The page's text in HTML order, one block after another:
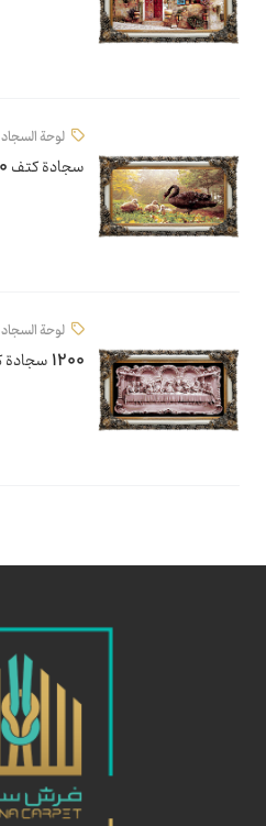
لوحة السجاد
سجادة كتف 1200 كود 1200-12
لوحة السجاد
1200 سجادة كتف كود 1200-14